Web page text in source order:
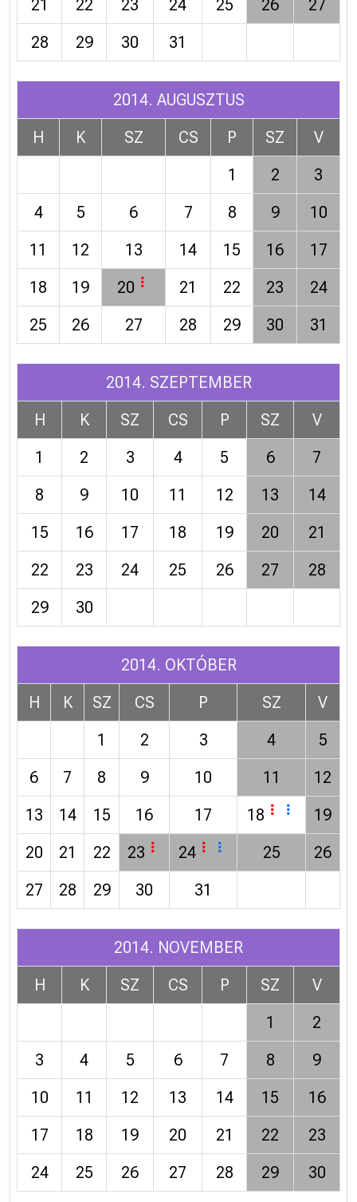
21 22 23 24 25 26
27
28
29 30 31
2014. AUGUSZTUS
H
K SZ CS P SZ
V
1
2
3
4
5 6 7 8 9
10
11
12 13 14 15 16
17
18
19 20 21 22 23
24
25
26 27 28 29 30 31
2014. SZEPTEMBER
H
K SZ CS P SZ
V
1
2 3 4 5 6
7
8
9 10 11 12 13
14
15
16 17 18 19 20
21
22
23 24 25 26 27
28
29
30
2014. OKTÓBER
H
K SZ CS P SZ
V
1
2 3 4
5
6
7 8 9 10 11
12
13
14 15 16 17 18
19
20
21 22 23 24 25
26
27
28 29 30 31
2014. NOVEMBER
H
K SZ CS P SZ
V
1
2
3
4 5 6 7 8
9
10
11 12 13 14 15
16
17
18 19 20 21 22
23
24
25 26 27 28 29 30